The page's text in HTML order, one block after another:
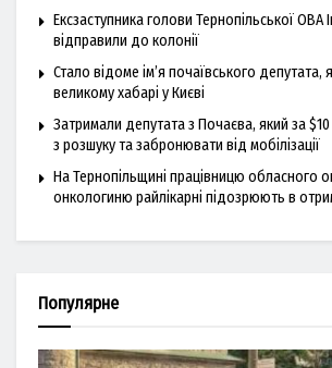
Ексзаступника голови Тернопільської ОВА
відправили до колонії
Стало відоме ім’я почаївського депутата,
великому хабарі у Києві
Затримали депутата з Почаєва, який за $10
з розшуку та забронювати від мобілізації
На Тернопільщині працівницю обласного
онкологиню райлікарні підозрюють в
Популярне